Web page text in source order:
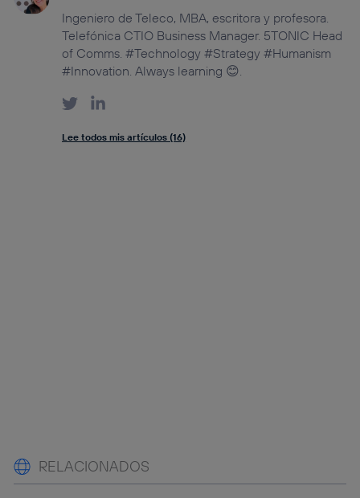
Ingeniero de Teleco, MBA, escritora y profesora.
Telefónica CTIO Business Manager. 5TONIC Head
of Comms. #Technology #Strategy #Humanism
#Innovation. Always learning 😊.
Lee todos mis artículos (16)
RELACIONADOS